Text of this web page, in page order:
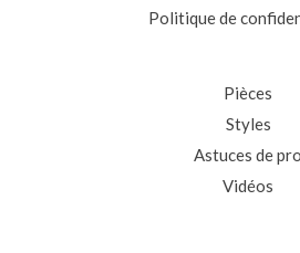
Politique de
Pièces
Styles
Astuces de pro
Vidéos